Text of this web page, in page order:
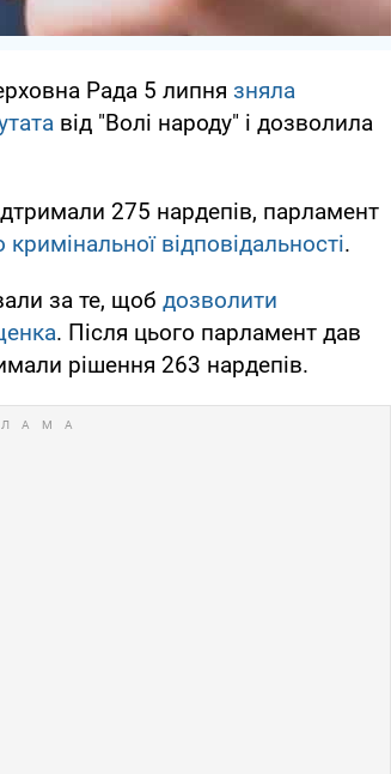
Рада 5 липня зняла
від "Волі народу" і дозволила
275 нардепів, парламент
відповідальності.
за те, щоб дозволити
. Після цього парламент дав
рішення 263 нардепів.